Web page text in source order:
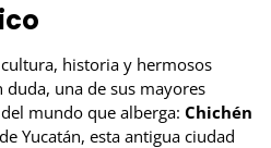
historia y hermosos
duda, una de sus mayores
mundo que alberga: Chichén
Yucatán, esta antigua ciudad